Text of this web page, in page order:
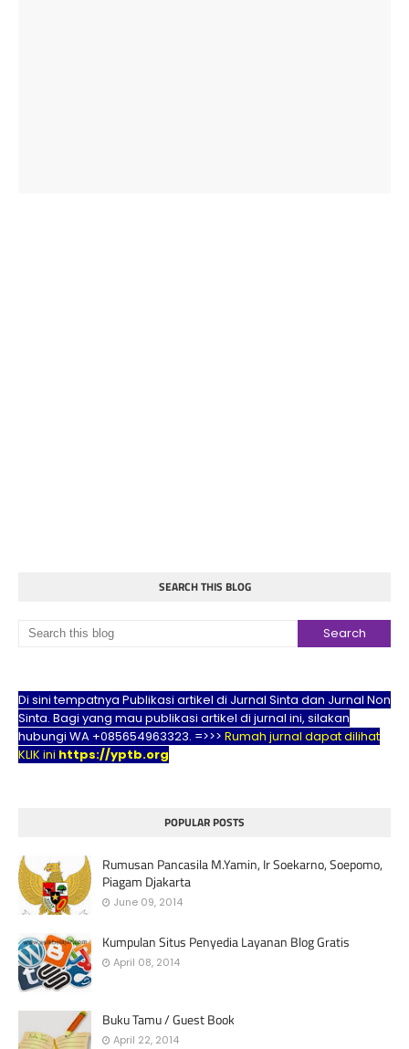
SEARCH THIS BLOG
Di sini tempatnya Publikasi artikel di Jurnal Sinta dan Jurnal Non
Sinta. Bagi yang mau publikasi artikel di jurnal ini, silakan
hubungi WA +085654963323. =>>> Rumah jurnal dapat dilihat
KLIK ini https://yptb.org
POPULAR POSTS
Rumusan Pancasila M.Yamin, Ir Soekarno, Soepomo,
Piagam Djakarta
June 09, 2014
Kumpulan Situs Penyedia Layanan Blog Gratis
April 08, 2014
Buku Tamu / Guest Book
April 22, 2014